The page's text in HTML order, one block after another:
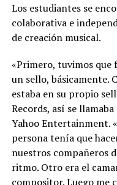
Los estudiantes se
colaborativa e
de creación musical.
«Primero, tuvimos que
un sello, básicamente.
estaba en su propio
Records, así se
Yahoo Entertainment.
persona tenía que
nuestros compañeros
ritmo. Otro era el
compositor. Luego me